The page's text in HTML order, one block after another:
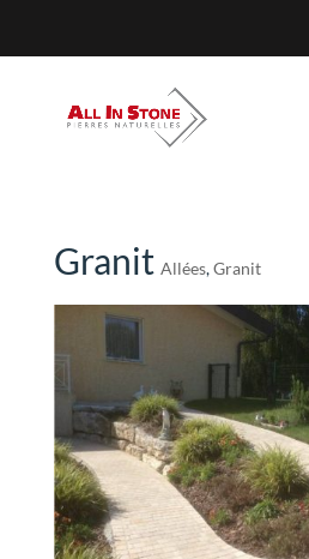
Granit Allées,Granit